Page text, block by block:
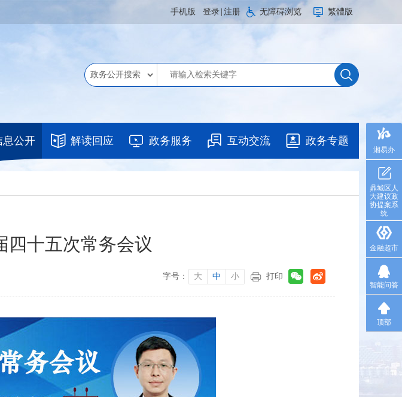
手机版 登录 注册 无障碍浏览 繁體版
息公开 解读回应 政务服务 互动交流 政务专题
四十五次常务会议
字号： 大 中 小 打印
湘易办
鼎城区人
大建议政
协提案系
统
金融超市
智能问答
顶部